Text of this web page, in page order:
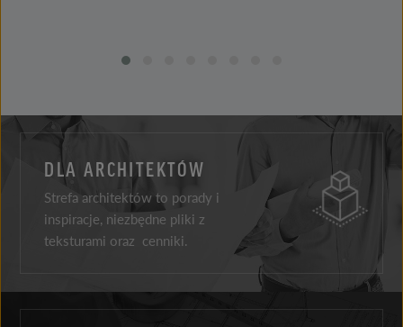
DLA ARCHITEKTÓW
Strefa architektów to porady i
inspiracje, niezbędne pliki z
teksturami oraz cenniki.